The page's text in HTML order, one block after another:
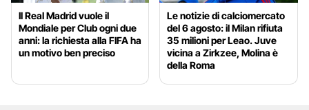
Il Real Madrid vuole il
Mondiale per Club ogni due
anni: la richiesta alla FIFA ha
un motivo ben preciso
Le notizie di calciomercato
del 6 agosto: il Milan rifiuta
35 milioni per Leao. Juve
vicina a Zirkzee, Molina è
della Roma